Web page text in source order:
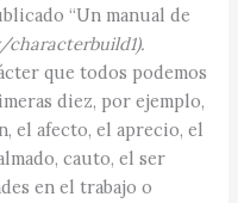
“Un manual de
characterbuild1).
que todos podemos
diez, por ejemplo,
el afecto, el aprecio, el
cauto, el ser
en el trabajo o